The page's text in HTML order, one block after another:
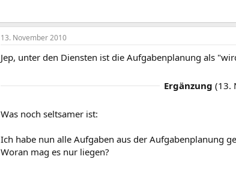
13. November 2010
Jep, unter den Diensten ist die Aufgabenplanung als
Ergänzung (13.
Was noch seltsamer ist:
Ich habe nun alle Aufgaben aus der Aufgabenplanung
Woran mag es nur liegen?